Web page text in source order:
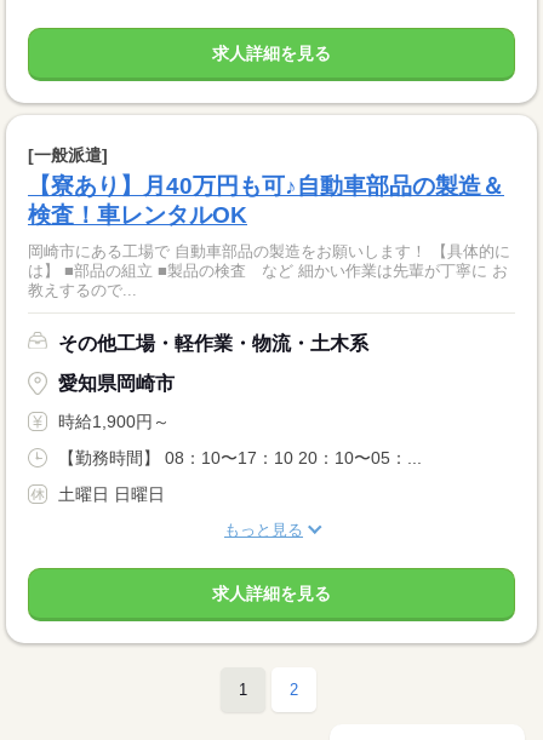
求人詳細を見る
[一般派遣]
【寮あり】月40万円も可♪自動車部品の製造＆
検査！車レンタルOK
岡崎市にある工場で 自動車部品の製造をお願いします！ 【具体的に
は】 ■部品の組立 ■製品の検査 など 細かい作業は先輩が丁寧に お
教えするので...
その他工場・軽作業・物流・土木系
愛知県岡崎市
時給1,900円～
【勤務時間】 08：10〜17：10 20：10〜05：...
土曜日 日曜日
もっと見る
求人詳細を見る
1 2